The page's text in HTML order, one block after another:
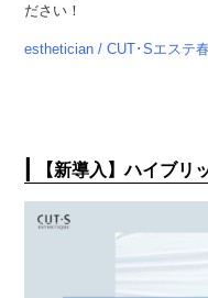
ださい！
esthetician /CUT･Sエステ
| 【新導入】ハイブリ